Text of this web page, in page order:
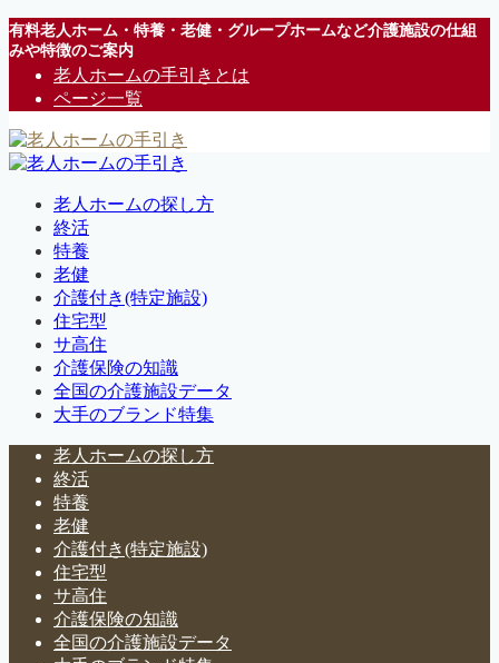
有料老人ホーム・特養・老健・グループホームなど介護施設の仕組
みや特徴のご案内
老人ホームの手引きとは
ページ一覧
老人ホームの探し方
終活
特養
老健
介護付き(特定施設)
住宅型
サ高住
介護保険の知識
全国の介護施設データ
大手のブランド特集
老人ホームの探し方
終活
特養
老健
介護付き(特定施設)
住宅型
サ高住
介護保険の知識
全国の介護施設データ